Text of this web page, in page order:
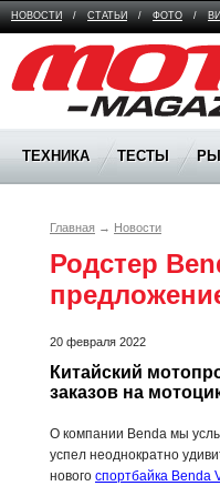
НОВОСТИ / СТАТЬИ / ФОТО /
Moto Magazine
ТЕХНИКА ТЕСТЫ
Главная → Новости
Родстер
20 февраля 2022
Китайский
заказов на
О компании Benda мы
успел неоднократно
нового спортбайка Benda